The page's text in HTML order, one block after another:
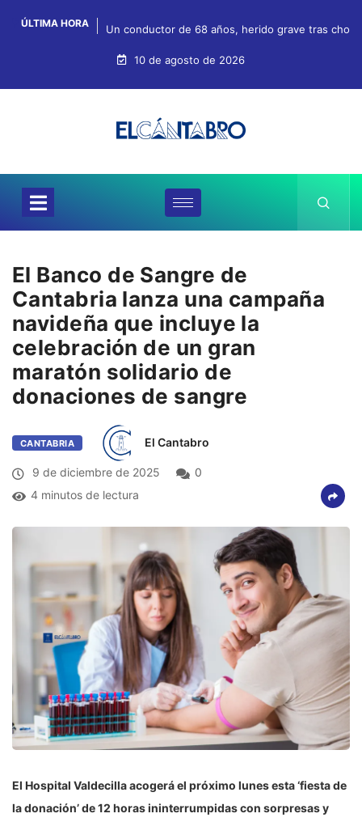
ÚLTIMA HORA Un conductor de 68 años, herido grave tras
10 de agosto de 2026
El Banco de Sangre de
Cantabria lanza una campaña
navideña que incluye la
celebración de un gran
maratón solidario de
donaciones de sangre
CANTABRIA El Cantabro
9 de diciembre de 2025
0
4 minutos de lectura
El Hospital Valdecilla acogerá el próximo lunes esta ‘fiesta de
la donación’ de 12 horas ininterrumpidas con sorpresas y